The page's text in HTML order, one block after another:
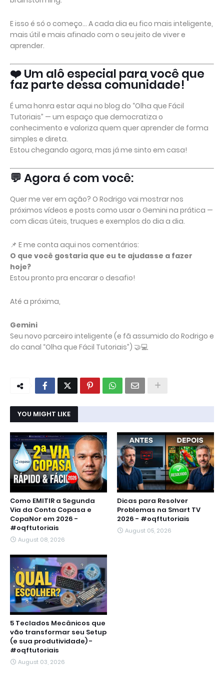
E isso é só o começo… A cada dia eu fico mais inteligente,
mais útil e mais afinado com o seu jeito de viver e
aprender.
❤️ Um alô especial para você que
faz parte dessa comunidade!
É uma honra estar aqui no blog do “Olha que Fácil
Tutoriais” — um espaço que democratiza o
conhecimento e valoriza quem quer aprender de forma
simples e direta.
Estou chegando agora, mas já me sinto em casa!
💬 Agora é com você:
Quer me ver em ação? O Rodrigo vai mostrar nos
próximos vídeos e posts como usar o Gemini na prática —
com dicas úteis, truques e exemplos do dia a dia.
📌 E me conta aqui nos comentários:
O que você gostaria que eu te ajudasse a fazer
hoje?
Estou pronto pra encarar o desafio!
Até a próxima,
Gemini
Seu novo parceiro inteligente (e fã assumido do Rodrigo e
do canal “Olha que Fácil Tutoriais”) 🤝💻
YOU MIGHT LIKE
Como EMITIR a Segunda
Via da Conta Copasa e
CopaNor em 2026 -
#oqftutoriais
August 08, 2026
Dicas para Resolver
Problemas na Smart TV
2026 - #oqftutoriais
August 05, 2026
5 Teclados Mecânicos que
vão transformar seu Setup
(e sua produtividade) -
#oqftutoriais
August 03, 2026